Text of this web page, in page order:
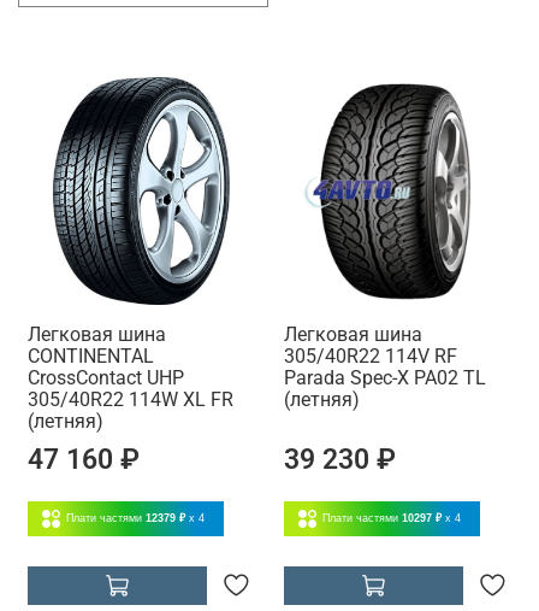
Легковая шина
CONTINENTAL
CrossContact UHP
305/40R22 114W XL FR
(летняя)
47 160 ₽
Плати частями 12379 ₽ x 4
Легковая шина
305/40R22 114V RF
Parada Spec-X PA02 TL
(летняя)
39 230 ₽
Плати частями 10297 ₽ x 4